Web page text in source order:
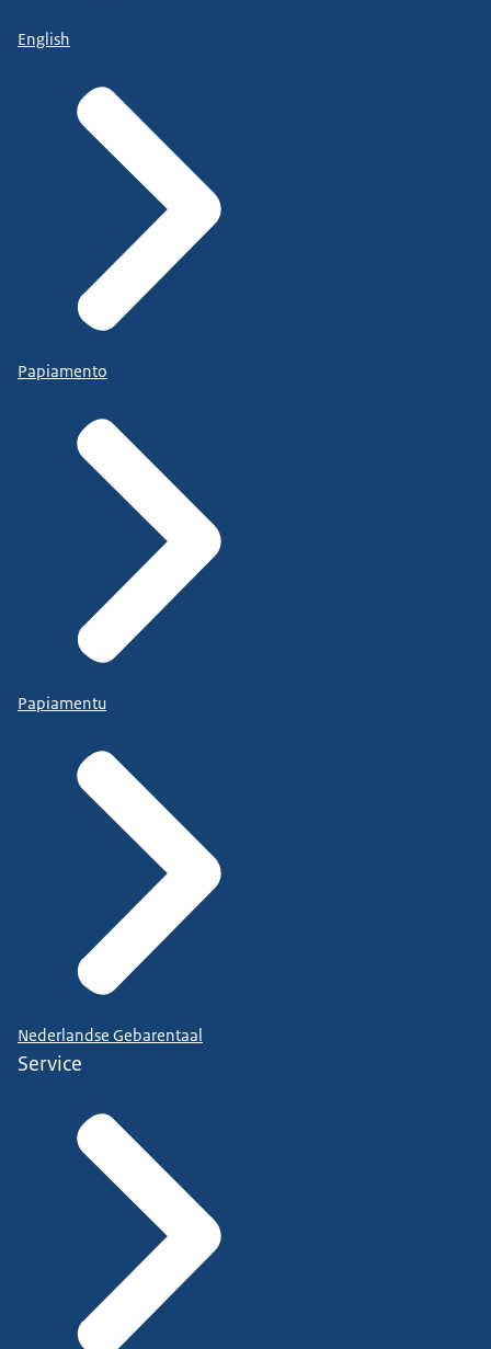
English
Papiamento
Papiamentu
Nederlandse Gebarentaal
Service